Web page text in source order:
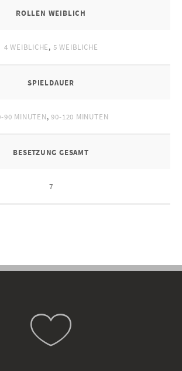
ROLLEN WEIBLICH
4 WEIBLICHE, 5 WEIBLICHE
SPIELDAUER
90 MINUTEN,90-120 MINUTEN
BESETZUNG GESAMT
7